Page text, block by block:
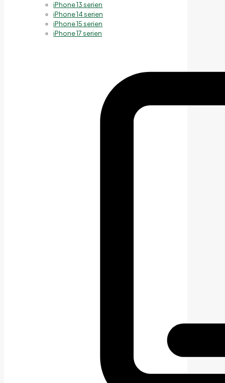
iPhone 13 serien
iPhone 14 serien
iPhone 15 serien
iPhone 17 serien